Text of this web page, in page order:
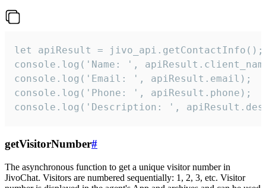
let apiResult = jivo_api.getContactInfo();
console.log('Name: ',
console.log('Email: ', apiResult.email);
console.log('Phone: ', apiResult.phone);
console.log('Description: ',
getVisitorNumber#
The asynchronous function to get a unique visitor number in
JivoChat. Visitors are numbered sequentially: 1, 2, 3, etc. Visitor